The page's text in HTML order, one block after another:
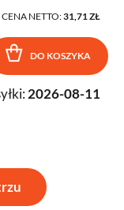
CENA NETTO:31,71 ZŁ
DO KOSZYKA
2026-08-11